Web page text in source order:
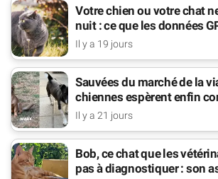
Votre chien ou votre chat
nuit : ce que les données
Il y a 19 jours
Sauvées du marché de la
chiennes espèrent enfin
de famille
Il y a 21 jours
Bob, ce chat que les
pas à diagnostiquer : son